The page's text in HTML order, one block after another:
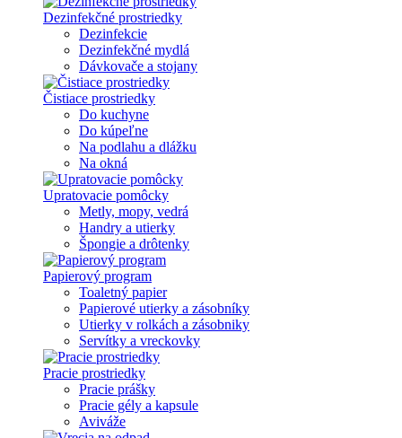
Dezinfekčné prostriedky
Dezinfekcie
Dezinfekčné mydlá
Dávkovače a stojany
Čistiace prostriedky
Do kuchyne
Do kúpeľne
Na podlahu a dlážku
Na okná
Upratovacie pomôcky
Metly, mopy, vedrá
Handry a utierky
Špongie a drôtenky
Papierový program
Toaletný papier
Papierové utierky a zásobníky
Utierky v rolkách a zásobniky
Servítky a vreckovky
Pracie prostriedky
Pracie prášky
Pracie gély a kapsule
Aviváže